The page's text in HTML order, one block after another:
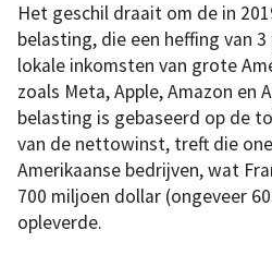
Het geschil draait om de in
belasting, die een heffing van
lokale inkomsten van grote
zoals Meta, Apple, Amazon en
belasting is gebaseerd op de
van de nettowinst, treft die
Amerikaanse bedrijven, wat
700 miljoen dollar (ongeveer
opleverde.